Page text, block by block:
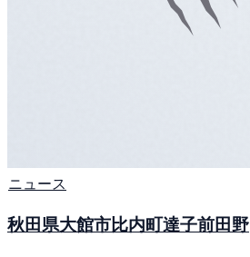
ニュース
秋田県大館市比内町達子前田野